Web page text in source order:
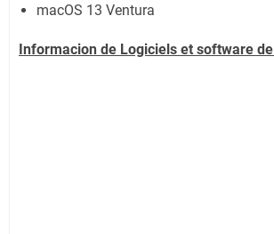
macOS 13 Ventura
Informacion de Logiciels et software